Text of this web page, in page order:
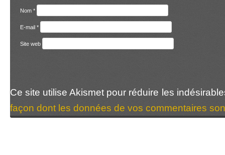
Nom *
E-mail *
Site web
Ce site utilise Akismet pour réduire les
façon dont les données de vos commentaires